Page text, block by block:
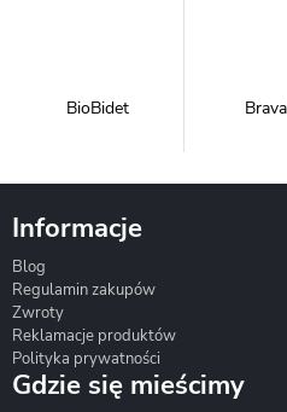
BioBidet
Informacje
Blog
Regulamin zakupów
Zwroty
Reklamacje produktów
Polityka prywatności
Gdzie się mieścimy